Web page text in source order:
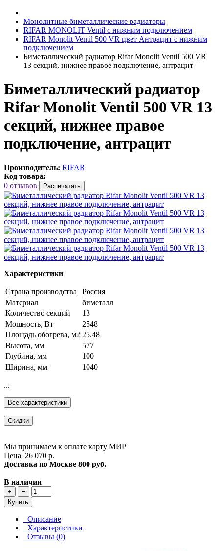
Монолитные биметаллические радиаторы
RIFAR MONOLIT Ventil с нижним подключением
RIFAR Monolit Ventil 500 VR цвет Антрацит с нижним
подключением
Биметаллический радиатор Rifar Monolit Ventil 500 VR
13 секций, нижнее правое подключение, антрацит
Биметаллический радиатор
Rifar Monolit Ventil 500 VR 13
секций, нижнее правое
подключение, антрацит
Производитель: RIFAR
Код товара:
0 отзывов
Распечатать
Характеристики
Страна производства
Россия
Материал
биметалл
Количество секций
13
Мощность, Вт
2548
Площадь обогрева, м2 25.48
Высота, мм
577
Глубина, мм
100
Ширина, мм
1040
...
Все характеристики
Скидки
Мы принимаем к оплате карту МИР
Цена: 26 070 р.
Доставка по Москве 800 руб.
В наличии
+
−
Купить
Описание
Характеристики
Отзывы (0)